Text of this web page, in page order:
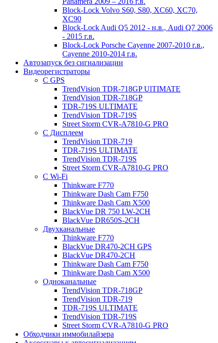
Block-Lock Volvo S60, S80, XC60, XC70,
XC90
Block-Lock Audi Q5 2012 - н.в., Audi Q7 2006
- 2015 г.в.
Block-Lock Porsche Cayenne 2007-2010 г.в.,
Cayenne 2010-2014 г.в.
Автозапуск без сигнализации
Видеорегистраторы
С GPS
TrendVision TDR-718GP UlTIMATE
TrendVision TDR-718GP
TDR-719S ULTIMATE
TrendVision TDR-719S
Street Storm CVR-A7810-G PRO
С Дисплеем
TrendVision TDR-719
TDR-719S ULTIMATE
TrendVision TDR-719S
Street Storm CVR-A7810-G PRO
С Wi-Fi
Thinkware F770
Thinkware Dash Cam F750
Thinkware Dash Cam X500
BlackVue DR 750 LW-2CH
BlackVue DR650S-2CH
Двухканальные
Thinkware F770
BlackVue DR470-2CH GPS
BlackVue DR470-2CH
Thinkware Dash Cam F750
Thinkware Dash Cam X500
Одноканальные
TrendVision TDR-718GP
TrendVision TDR-719
TDR-719S ULTIMATE
TrendVision TDR-719S
Street Storm CVR-A7810-G PRO
Обходчики иммобилайзера